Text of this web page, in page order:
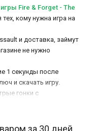
Fire & Forget - The
кому нужна игра на
и доставка, займут
не нужно
1 секунды после
и скачать игру.
гонки с
автомобилей.
уничтожить
за 30 дней